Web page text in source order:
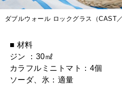
ダブルウォール ロックグラス（CAST
■ 材料
ジン ：30㎖
カラフルミニトマト：4個
ソーダ、氷：適量